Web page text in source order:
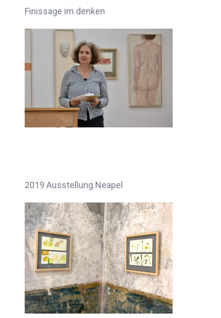
Finissage im denken
2019 Ausstellung Neapel